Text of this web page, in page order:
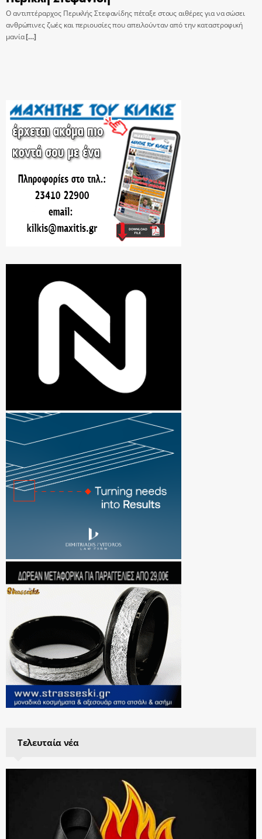
Ο αντιπτέραρχος Περικλής Στεφανίδης πέταξε στους αιθέρες για να σώσει
ανθρώπινες ζωές και περιουσίες που απειλούνταν από την καταστροφική
μανία[…]
Τελευταία νέα